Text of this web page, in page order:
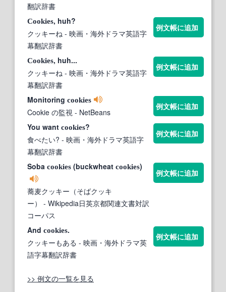
翻訳辞書
Cookies, huh?
クッキーね - 映画・海外ドラマ英語字
幕翻訳辞書
例文帳に追加
Cookies, huh...
クッキーね - 映画・海外ドラマ英語字
幕翻訳辞書
例文帳に追加
Monitoring cookies
Cookie の監視 - NetBeans
例文帳に追加
You want cookies?
食べたい? - 映画・海外ドラマ英語字
幕翻訳辞書
例文帳に追加
Soba cookies (buckwheat cookies)
蕎麦クッキー（そばクッキ
ー）
- Wikipedia日英京都関連文書対訳
コーパス
例文帳に追加
And cookies.
クッキーもある - 映画・海外ドラマ英
語字幕翻訳辞書
例文帳に追加
>> 例文の一覧を見る